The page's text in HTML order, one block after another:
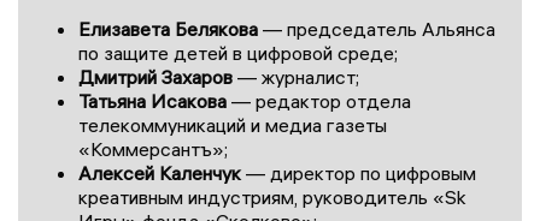
Елизавета Белякова — председатель Альянса
по защите детей в цифровой среде;
Дмитрий Захаров — журналист;
Татьяна Исакова — редактор отдела
телекоммуникаций и медиа газеты
«Коммерсантъ»;
Алексей Каленчук — директор по цифровым
креативным индустриям, руководитель «Sk